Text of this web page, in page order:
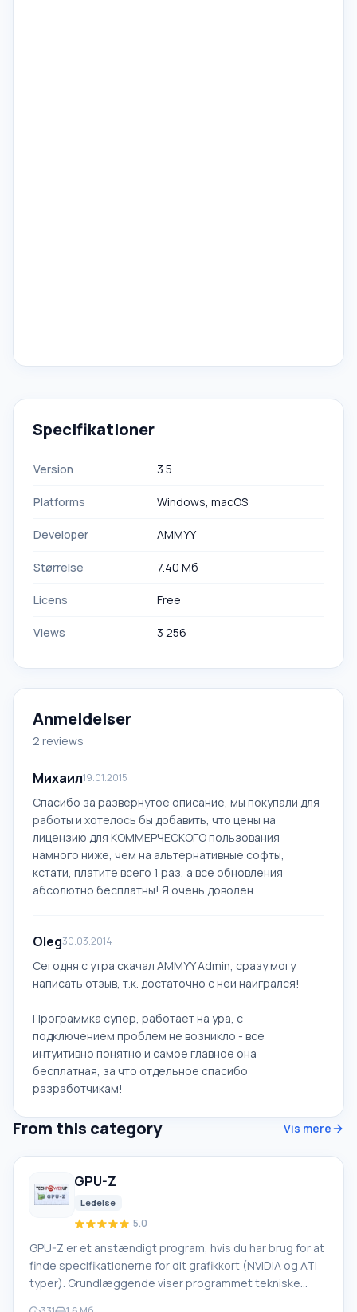
Specifikationer
Version 3.5
Platforms Windows, macOS
Developer AMMYY
Størrelse 7.40 Мб
Licens Free
Views 3 256
Anmeldelser
2 reviews
Михаил19.01.2015
Спасибо за развернутое описание, мы покупали для
работы и хотелось бы добавить, что цены на
лицензию для КОММЕРЧЕСКОГО пользования
намного ниже, чем на альтернативные софты,
кстати, платите всего 1 раз, а все обновления
абсолютно бесплатны! Я очень доволен.
Oleg30.03.2014
Сегодня с утра скачал AMMYY Admin, сразу могу
написать отзыв, т.к. достаточно с ней наигрался!
Программка супер, работает на ура, с
подключением проблем не возникло - все
интуитивно понятно и самое главное она
бесплатная, за что отдельное спасибо
разработчикам!
From this category Vis mere
GPU-Z
Ledelse
5.0
GPU-Z er et anstændigt program, hvis du har brug for at
finde specifikationerne for dit grafikkort (NVIDIA og ATI
typer). Grundlæggende viser programmet tekniske